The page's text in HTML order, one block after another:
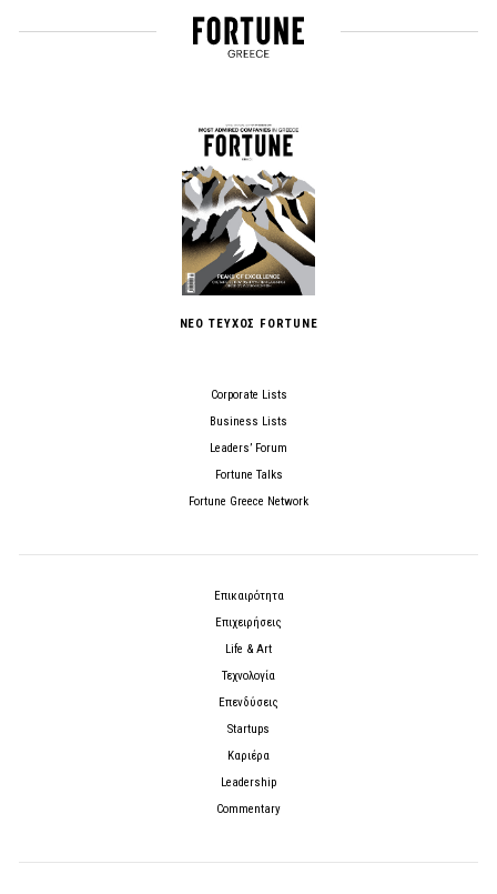
ΝΕΟ ΤΕΥΧΟΣ FORTUNE
Corporate Lists
Business Lists
Leaders’ Forum
Fortune Talks
Fortune Greece Network
Επικαιρότητα
Επιχειρήσεις
Life & Art
Τεχνολογία
Επενδύσεις
Startups
Καριέρα
Leadership
Commentary